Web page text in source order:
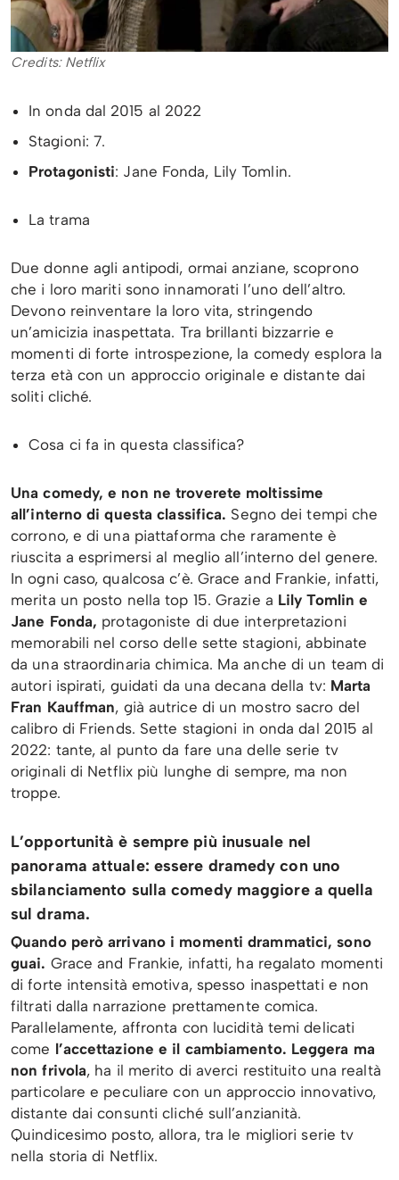
Credits: Netflix
In onda dal 2015 al 2022
Stagioni: 7.
Protagonisti: Jane Fonda, Lily Tomlin.
La trama
Due donne agli antipodi, ormai anziane, scoprono
che i loro mariti sono innamorati l’uno dell’altro.
Devono reinventare la loro vita, stringendo
un’amicizia inaspettata. Tra brillanti bizzarrie e
momenti di forte introspezione, la comedy esplora la
terza età con un approccio originale e distante dai
soliti cliché.
Cosa ci fa in questa classifica?
Una comedy, e non ne troverete moltissime
all’interno di questa classifica. Segno dei tempi che
corrono, e di una piattaforma che raramente è
riuscita a esprimersi al meglio all’interno del genere.
In ogni caso, qualcosa c’è. Grace and Frankie, infatti,
merita un posto nella top 15. Grazie a Lily Tomlin e
Jane Fonda, protagoniste di due interpretazioni
memorabili nel corso delle sette stagioni, abbinate
da una straordinaria chimica. Ma anche di un team di
autori ispirati, guidati da una decana della tv: Marta
Fran Kauffman, già autrice di un mostro sacro del
calibro di Friends. Sette stagioni in onda dal 2015 al
2022: tante, al punto da fare una delle serie tv
originali di Netflix più lunghe di sempre, ma non
troppe.
L’opportunità è sempre più inusuale nel
panorama attuale: essere dramedy con uno
sbilanciamento sulla comedy maggiore a quella
sul drama.
Quando però arrivano i momenti drammatici, sono
guai. Grace and Frankie, infatti, ha regalato momenti
di forte intensità emotiva, spesso inaspettati e non
filtrati dalla narrazione prettamente comica.
Parallelamente, affronta con lucidità temi delicati
come l’accettazione e il cambiamento. Leggera ma
non frivola, ha il merito di averci restituito una realtà
particolare e peculiare con un approccio innovativo,
distante dai consunti cliché sull’anzianità.
Quindicesimo posto, allora, tra le migliori serie tv
nella storia di Netflix.